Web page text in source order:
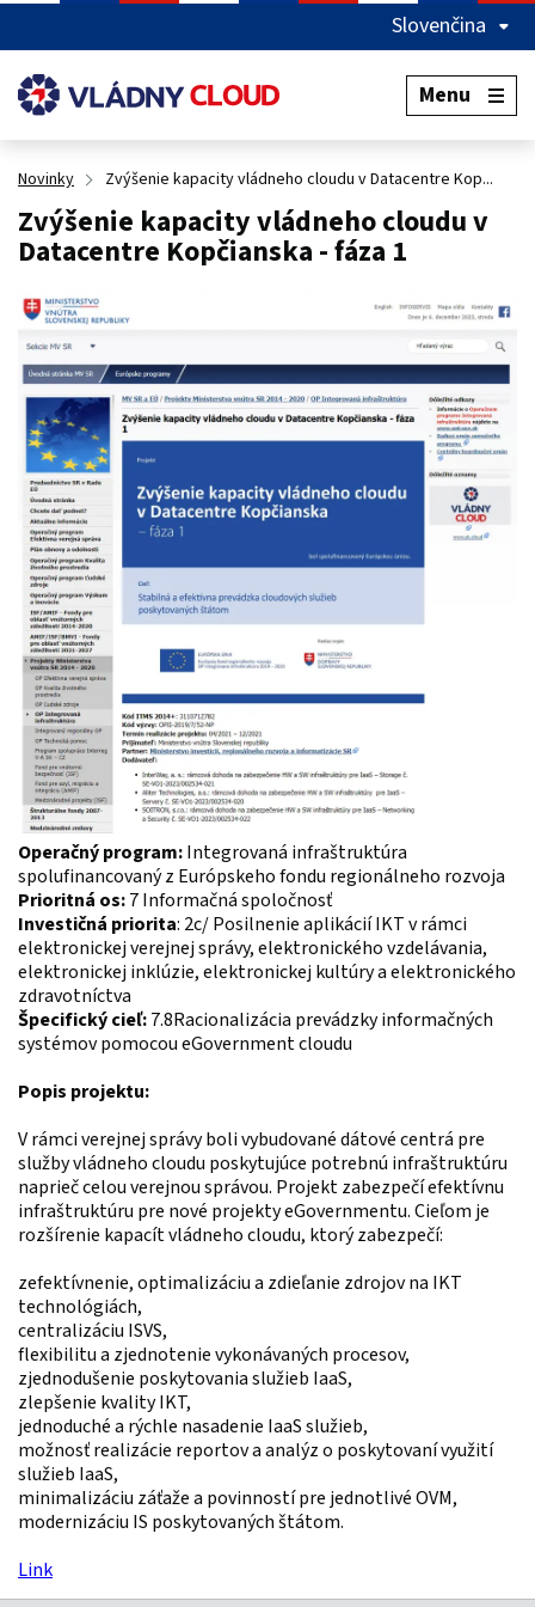
Slovenčina
Menu
Novinky Zvýšenie kapacity vládneho cloudu v Datacentre Kop...
Zvýšenie kapacity vládneho cloudu v
Datacentre Kopčianska - fáza 1
Operačný program: Integrovaná infraštruktúra
Prioritná os:
Investičná priorita: 2c/ Posilnenie aplikácií IKT v rámci
elektronickej verejnej správy, elektronického vzdelávania,
elektronickej inklúzie, elektronickej kultúry a elektronického
Špecifický cieľ: 7.8Racionalizácia prevádzky informačných
systémov pomocou eGovernment cloudu
Popis projektu:
V rámci verejnej správy boli vybudované dátové centrá pre
služby vládneho cloudu poskytujúce potrebnú infraštruktúru
naprieč celou verejnou správou. Projekt zabezpečí efektívnu
infraštruktúru pre nové projekty eGovernmentu. Cieľom je
rozšírenie kapacít vládneho cloudu, ktorý zabezpečí:
zefektívnenie, optimalizáciu a zdieľanie zdrojov na IKT
technológiách,
centralizáciu ISVS,
flexibilitu a zjednotenie vykonávaných procesov,
zjednodušenie poskytovania služieb IaaS,
zlepšenie kvality IKT,
jednoduché a rýchle nasadenie IaaS služieb,
možnosť realizácie reportov a analýz o poskytovaní využití
služieb IaaS,
minimalizáciu záťaže a povinností pre jednotlivé OVM,
modernizáciu IS poskytovaných štátom.
Link